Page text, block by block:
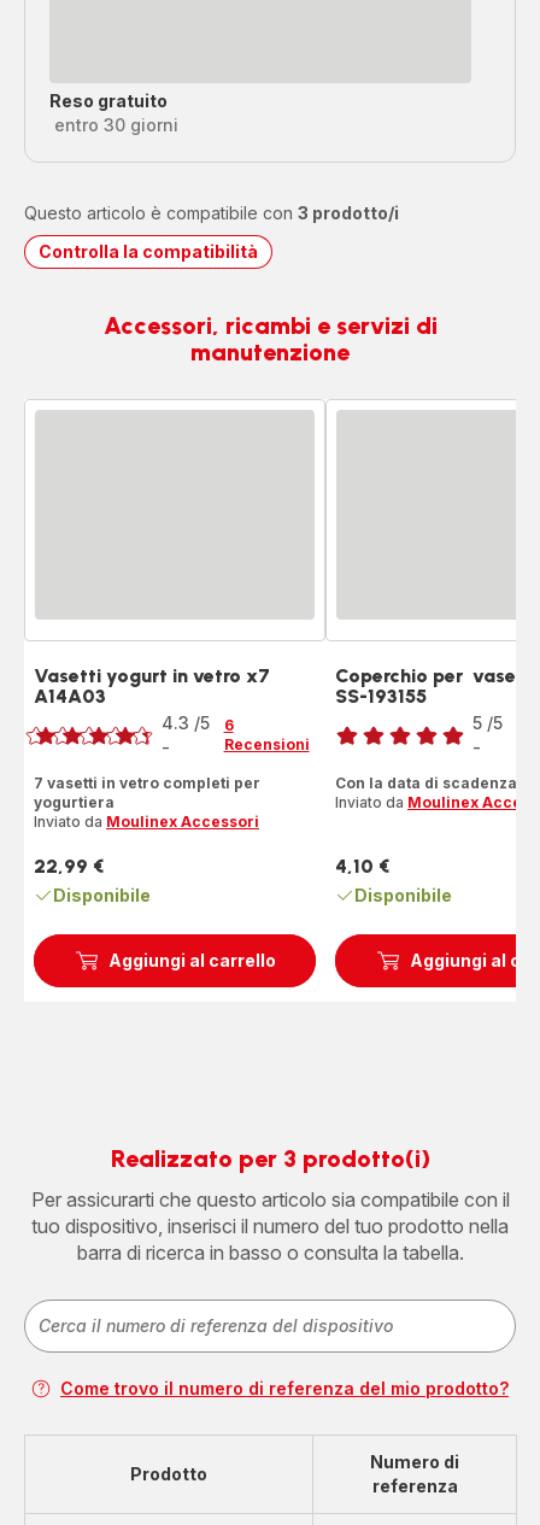
Reso gratuito
entro 30 giorni
Questo articolo è compatibile con 3 prodotto/i
Controlla la compatibilità
Accessori, ricambi e servizi di
manutenzione
Aggiungi al carrello
Vasetti yogurt in vetro x7
A14A03
Voto
4.3 /5
-
6
Recensioni
7 vasetti in vetro completi per
yogurtiera
Inviato da Moulinex Accessori
Prezzo
22,99 €
Disponibile
Aggiungi al
Coperchio per
SS-193155
Voto
di
cinque
(media)
5 /5
-
Con la data di scadenza!
Inviato da Moulinex
Prezzo
4,10 €
Disponibile
Realizzato per 3 prodotto(i)
Per assicurarti che questo articolo sia compatibile con il
tuo dispositivo, inserisci il numero del tuo prodotto nella
barra di ricerca in basso o consulta la tabella.
Come trovo il numero di referenza del mio prodotto?
Prodotto
Numero di
referenza